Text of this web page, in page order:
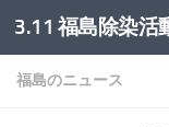
コンテンツへスキ
3.11 福島除染活
福島のニュース